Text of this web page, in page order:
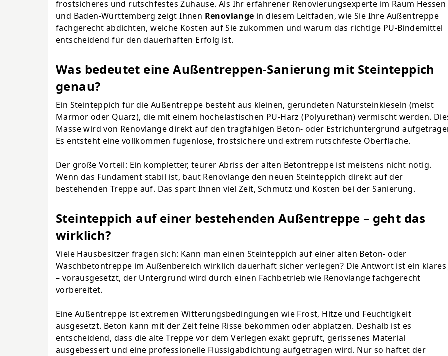
frostsicheres und rutschfestes Zuhause. Als Ihr erfahrener Renovierungsexperte im Raum Hessen
und Baden-Württemberg zeigt Ihnen Renovlange in diesem Leitfaden, wie Sie Ihre Außentreppe
fachgerecht abdichten, welche Kosten auf Sie zukommen und warum das richtige PU-Bindemittel
entscheidend für den dauerhaften Erfolg ist.
Was bedeutet eine Außentreppen-Sanierung mit Steinteppich
genau?
Ein Steinteppich für die Außentreppe besteht aus kleinen, gerundeten Natursteinkieseln (meist
Marmor oder Quarz), die mit einem hochelastischen PU-Harz (Polyurethan) vermischt werden.
Masse wird von Renovlangedirekt auf den tragfähigen Beton- oder Estrichuntergrund
Es entsteht eine vollkommen fugenlose, frostsichere und extrem rutschfeste Oberfläche.
Der große Vorteil: Ein kompletter, teurer Abriss der alten Betontreppe ist meistens nicht nötig.
Wenn das Fundament stabil ist, baut Renovlange den neuen Steinteppich direkt auf der
bestehenden Treppe auf. Das spart Ihnen viel Zeit, Schmutz und Kosten bei der Sanierung.
Steinteppich auf einer bestehenden Außentreppe – geht das
wirklich?
Viele Hausbesitzer fragen sich: Kann man einen Steinteppich auf einer alten Beton- oder
Waschbetontreppe im Außenbereich wirklich dauerhaft sicher verlegen? Die Antwort ist ein klares
– vorausgesetzt, der Untergrund wird durch einen Fachbetrieb wie Renovlange fachgerecht
vorbereitet.
Eine Außentreppe ist extremen Witterungsbedingungen wie Frost, Hitze und Feuchtigkeit
ausgesetzt. Beton kann mit der Zeit feine Risse bekommen oder abplatzen. Deshalb ist es
entscheidend, dass die alte Treppe vor dem Verlegen exakt geprüft, gerissenes Material
ausgebessert und eine professionelle Flüssigabdichtung aufgetragen wird. Nur so haftet der